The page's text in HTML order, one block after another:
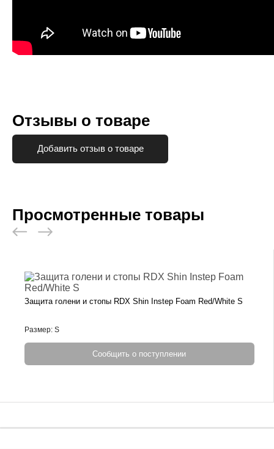
Отзывы о товаре
Добавить отзыв о товаре
Просмотренные товары
Защита голени и стопы RDX Shin Instep Foam Red/White S
Размер: S
Сообщить о поступлении